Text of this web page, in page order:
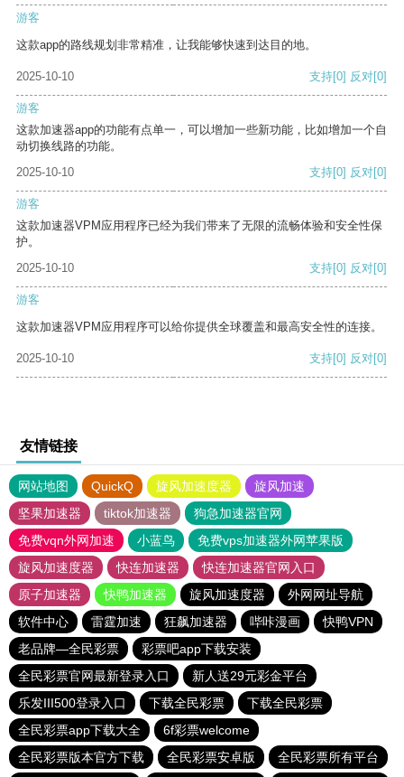
游客
这款app的路线规划非常精准，让我能够快速到达目的地。
2025-10-10 支持[0] 反对[0]
游客
这款加速器app的功能有点单一，可以增加一些新功能，比如增加一个自
动切换线路的功能。
2025-10-10
支持[0] 反对[0]
游客
这款加速器VPM应用程序已经为我们带来了无限的流畅体验和安全性保
护。
2025-10-10
支持[0] 反对[0]
游客
这款加速器VPM应用程序可以给你提供全球覆盖和最高安全性的连接。
2025-10-10 支持[0] 反对[0]
友情链接
网站地图 QuickQ 旋风加速度器
旋风加速
坚果加速器
tiktok加速器
狗急加速器官网
免费vqn外网加速
小蓝鸟
免费vps加速器外网苹果版
旋风加速度器
快连加速器
快连加速器官网入口
原子加速器
快鸭加速器 旋风加速度器
外网网址导航
软件中心
雷霆加速 狂飙加速器 哔咔漫画
快鸭VPN
老品牌—全民彩票
彩票吧app下载安装
全民彩票官网最新登录入口
新人送29元彩金平台
乐发III500登录入口
下载全民彩票
下载全民彩票
全民彩票app下载大全
6f彩票welcome
全民彩票版本官方下载
全民彩票安卓版 全民彩票所有平台